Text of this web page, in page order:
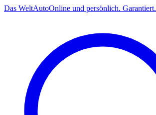
Das WeltAutoOnline und persönlich. Garantiert.